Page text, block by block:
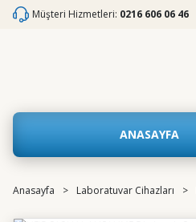
Müşteri Hizmetleri: 0216 606 06 46
ANASAYFA
Anasayfa Laboratuvar Cihazları